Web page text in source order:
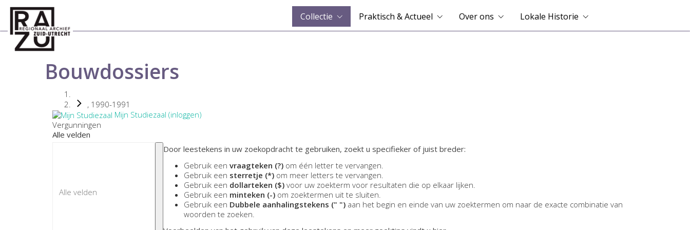
Collectie Praktisch & Actueel Over ons Lokale Historie
Bouwdossiers
, 1990-1991
Mijn Studiezaal (inloggen)
Vergunningen
Alle velden
Door leestekens in uw zoekopdracht te gebruiken, zoekt u specifieker of juist breder:
Gebruik een vraagteken (?) om één letter te vervangen.
Gebruik een sterretje (*) om meer letters te vervangen.
Gebruik een dollarteken ($) voor uw zoekterm voor resultaten die op elkaar lijken.
Gebruik een minteken (-) om zoektermen uit te sluiten.
Gebruik een Dubbele aanhalingstekens (" ") aan het begin en einde van uw zoektermen om naar de exacte combinatie van
woorden te zoeken.